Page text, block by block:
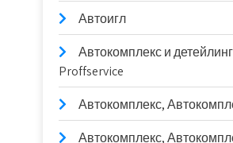
Автоигл
Автокомплекс и
Proffservice
Автокомплекс,
Автокомплекс,